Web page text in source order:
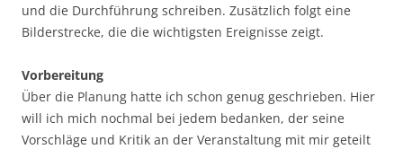
und die Durchführung schreiben. Zusätzlich folgt eine
Bilderstrecke, die die wichtigsten Ereignisse zeigt.
Vorbereitung
Über die Planung hatte ich schon genug geschrieben. Hier
will ich mich nochmal bei jedem bedanken, der seine
Vorschläge und Kritik an der Veranstaltung mit mir geteilt